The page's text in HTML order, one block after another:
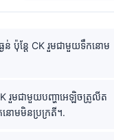
ន់ ប៉ុន្តែ CK រួមជាមួយទឹកនោម
រួមជាមួយបញ្ហាអេឡិចត្រូលីត
ោមមិនប្រក្រតី។.